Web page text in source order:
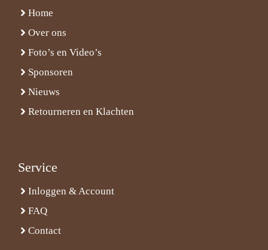
Home
Over ons
Foto’s en Video’s
Sponsoren
Nieuws
Retourneren en Klachten
Service
Inloggen & Account
FAQ
Contact